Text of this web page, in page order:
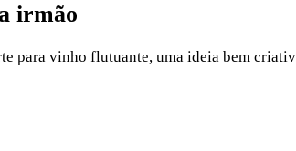
irmão
para vinho flutuante, uma ideia bem